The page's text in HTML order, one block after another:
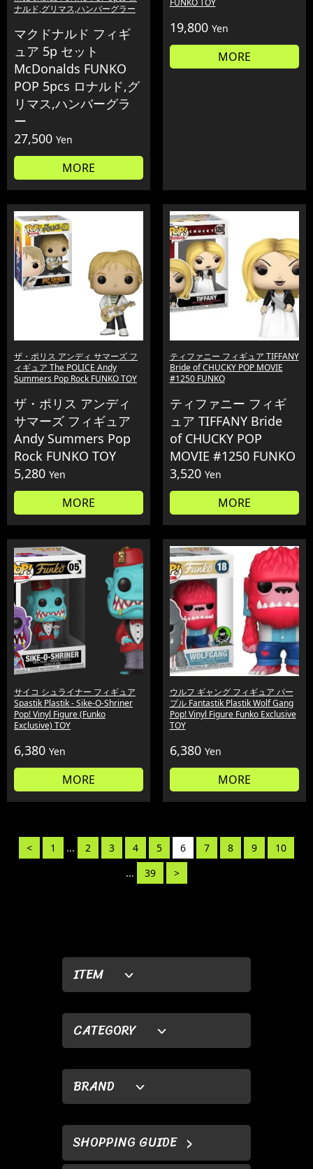
ITEM
CATEGORY
BRAND
SHOPPING GUIDE
ナルド,グリマス,ハンバーグラー
マクドナルド フィギ
ュア 5p セット
McDonalds FUNKO
POP 5pcs ロナルド,グ
リマス,ハンバーグラ
ー
27,500 Yen
MORE
19,800 Yen
MORE
ザ・ポリス アンディ サマーズ フ
ィギュア The POLICE Andy
Summers Pop Rock FUNKO TOY
ザ・ポリス アンディ
サマーズ フィギュア
Andy Summers Pop
Rock FUNKO TOY
5,280 Yen
MORE
ティファニー フィギュア TIFFANY
Bride of CHUCKY POP MOVIE
#1250 FUNKO
ティファニー フィギ
ュア TIFFANY Bride
of CHUCKY POP
MOVIE #1250 FUNKO
3,520 Yen
MORE
サイコ シュライナー フィギュア
Spastik Plastik - Sike-O-Shriner
Pop! Vinyl Figure (Funko
Exclusive) TOY
6,380 Yen
MORE
ウルフ ギャング フィギュア パー
プル Fantastik Plastik Wolf Gang
Pop! Vinyl Figure Funko Exclusive
TOY
6,380 Yen
MORE
< 1 ... 2 3 4 5 6 7 8 9
10
...
39 >